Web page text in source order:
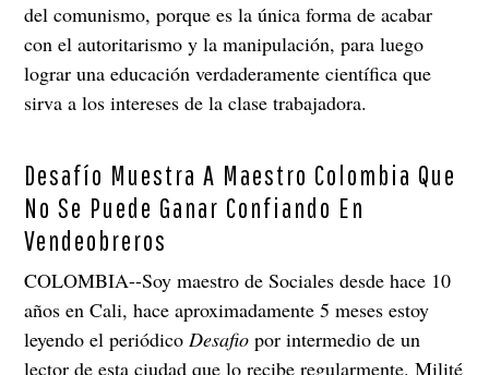
del comunismo, porque es la única forma de acabar
con el autoritarismo y la manipulación, para luego
lograr una educación verdaderamente científica que
sirva a los intereses de la clase trabajadora.
Desafío Muestra A Maestro Colombia Que
No Se Puede Ganar Confiando En
Vendeobreros
COLOMBIA--Soy maestro de Sociales desde hace 10
años en Cali, hace aproximadamente 5 meses estoy
leyendo el periódicoDesafio por intermedio de un
lector de esta ciudad que lo recibe regularmente. Milité